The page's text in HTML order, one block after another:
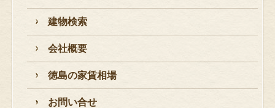
建物検索
会社概要
徳島の家賃相場
お問い合せ